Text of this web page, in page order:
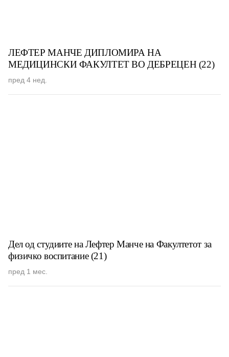
ЛЕФТЕР МАНЧЕ ДИПЛОМИРА НА
МЕДИЦИНСКИ ФАКУЛТЕТ ВО ДЕБРЕЦЕН (22)
пред 4 нед.
Дел од студиите на Лефтер Манче на Факултетот за
физичко воспитание (21)
пред 1 мес.